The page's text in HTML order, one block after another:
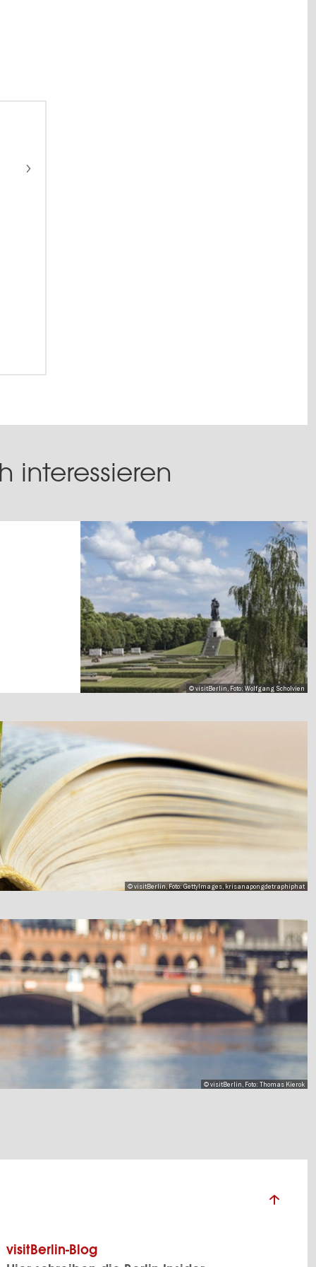
interessieren
© visitBerlin, Foto: Wolfgang Scholvien
© visitBerlin, Foto: GettyImages, krisanapongdetraphiphat
© visitBerlin, Foto: Thomas Kierok
visitBerlin-Blog